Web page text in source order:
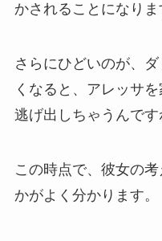
かされることになりま
さらにひどいのが、
くなると、アレッサ
逃げ出しちゃうんです
この時点で、彼女の
かがよく分かります。